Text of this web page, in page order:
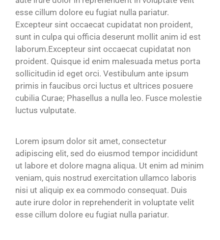
esse cillum dolore eu fugiat nulla pariatur.
Excepteur sint occaecat cupidatat non proident,
sunt in culpa qui officia deserunt mollit anim id est
laborum.Excepteur sint occaecat cupidatat non
proident. Quisque id enim malesuada metus porta
sollicitudin id eget orci. Vestibulum ante ipsum
primis in faucibus orci luctus et ultrices posuere
cubilia Curae; Phasellus a nulla leo. Fusce molestie
luctus vulputate.
Lorem ipsum dolor sit amet, consectetur
adipiscing elit, sed do eiusmod tempor incididunt
ut labore et dolore magna aliqua. Ut enim ad minim
veniam, quis nostrud exercitation ullamco laboris
nisi ut aliquip ex ea commodo consequat. Duis
aute irure dolor in reprehenderit in voluptate velit
esse cillum dolore eu fugiat nulla pariatur.